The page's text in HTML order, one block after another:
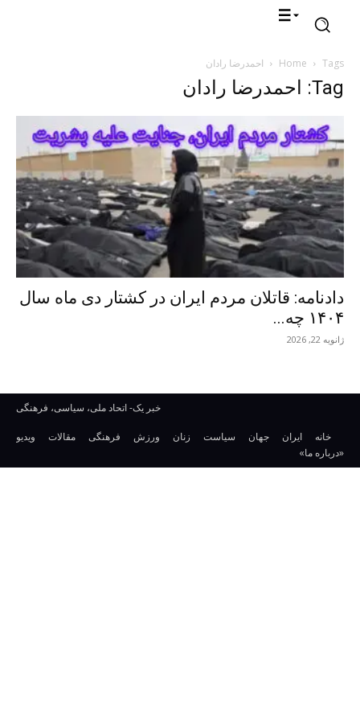
Home Tags احمدرضا رادان
Tag: احمدرضا رادان
دادنامه: قاتلان مردم ایران در کشتار دی ماه سال
۱۴۰۴ چه...
ژانویه 22, 2026
خبر یک- اتحاد ملی، سیاسی، فرهنگی
خانه ایران جهان سیاست زنان ورزش فرهنگی مقالات
ویدیو
«درباره ما»